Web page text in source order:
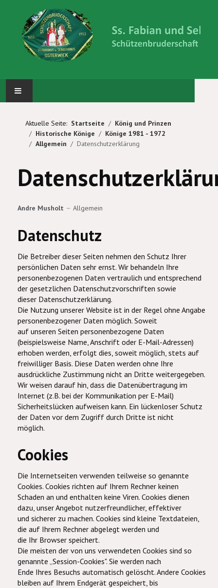
ABTEILUNGEN
WIR ÜBER UNS
BILDERGALERIE
Aktuelle Seite: Startseite
König und Prinzen
Historische Könige
Könige 1981 - 1972
Allgemein
Datenschutzerklärung
Andre Musholt Allgemein
Datenschutz
Die Betreiber dieser Seiten nehmen den Schutz Ihrer
persönlichen Daten sehr ernst. Wir behandeln Ihre
personenbezogenen Daten vertraulich und entsprechend
der gesetzlichen Datenschutzvorschriften sowie
dieser Datenschutzerklärung.
Die Nutzung unserer Website ist in der Regel ohne Angabe
personenbezogener Daten möglich. Soweit
auf unseren Seiten personenbezogene Daten
(beispielsweise Name, Anschrift oder E-Mail-Adressen)
erhoben werden, erfolgt dies, soweit möglich, stets auf
freiwilliger Basis. Diese Daten werden ohne Ihre
ausdrückliche Zustimmung nicht an Dritte weitergegeben.
Wir weisen darauf hin, dass die Datenübertragung im
Internet (z.B. bei der Kommunikation per E-Mail)
Sicherheitslücken aufweisen kann. Ein lückenloser Schutz
der Daten vor dem Zugriff durch Dritte ist nicht
möglich.
Cookies
Die Internetseiten verwenden teilweise so genannte
Cookies. Cookies richten auf Ihrem Rechner keinen
Schaden an und enthalten keine Viren. Cookies dienen
dazu, unser Angebot nutzerfreundlicher, effektiver
und sicherer zu machen. Cookies sind kleine Textdateien,
die auf Ihrem Rechner abgelegt werden und
die Ihr Browser speichert.
Die meisten der von uns verwendeten Cookies sind so
genannte „Session-Cookies". Sie werden nach
Ende Ihres Besuchs automatisch gelöscht. Andere Cookies
bleiben auf Ihrem Endgerät gespeichert, bis